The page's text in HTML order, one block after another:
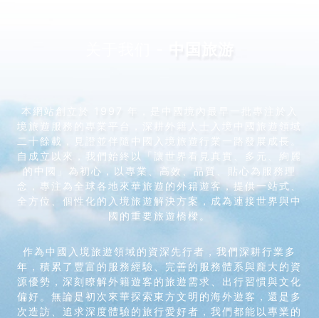
本網站創立於 1997 年，是中國境內最早一批專注於入
境旅遊服務的專業平台，深耕外籍人士入境中國旅遊領域
二十餘載，見證並伴隨中國入境旅遊行業一路發展成長。
自成立以來，我們始終以「讓世界看見真實、多元、絢麗
的中國」為初心，以專業、高效、品質、貼心為服務理
念，專注為全球各地來華旅遊的外籍遊客，提供一站式、
全方位、個性化的入境旅遊解決方案，成為連接世界與中
國的重要旅遊橋樑。
作為中國入境旅遊領域的資深先行者，我們深耕行業多
年，積累了豐富的服務經驗、完善的服務體系與龐大的資
源優勢，深刻瞭解外籍遊客的旅遊需求、出行習慣與文化
偏好。無論是初次來華探索東方文明的海外遊客，還是多
次造訪、追求深度體驗的旅行愛好者，我們都能以專業的